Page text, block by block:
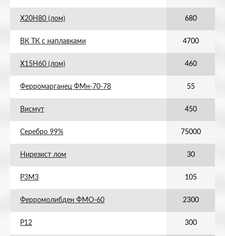
Х20Н80 (лом) 680
ВК ТК с наплавками 4700
Х15Н60 (лом) 460
Ферромарганец ФМн-70-78 55
Висмут 450
Серебро 99% 75000
Нирезист лом 30
Р3М3 105
Ферромолибден ФМО-60 2300
Р12 300